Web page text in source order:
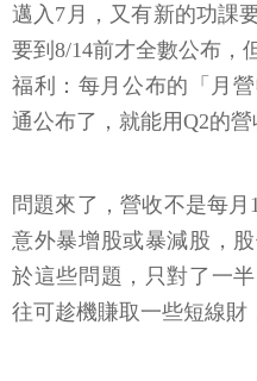
邁入7月，又有新的功課
要到8/14前才全數公布，
福利：每月公布的「月
通公布了，就能用Q2的營
問題來了，營收不是每
意外暴增股或暴減股，
於這些問題，只對了一
往可趁機賺取一些短線財